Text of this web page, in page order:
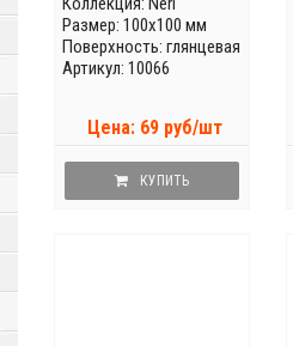
Размер: 100x100 мм
Поверхность: глянцевая
Артикул: 10066
Цена: 69 руб/шт
КУПИТЬ